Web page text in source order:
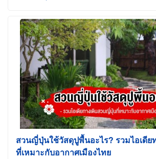
สวนญี่ปุ่นใช้วัสดุปูพื้นอะไร? รวมไอเดี
ที่เหมาะกับอากาศเมืองไทย